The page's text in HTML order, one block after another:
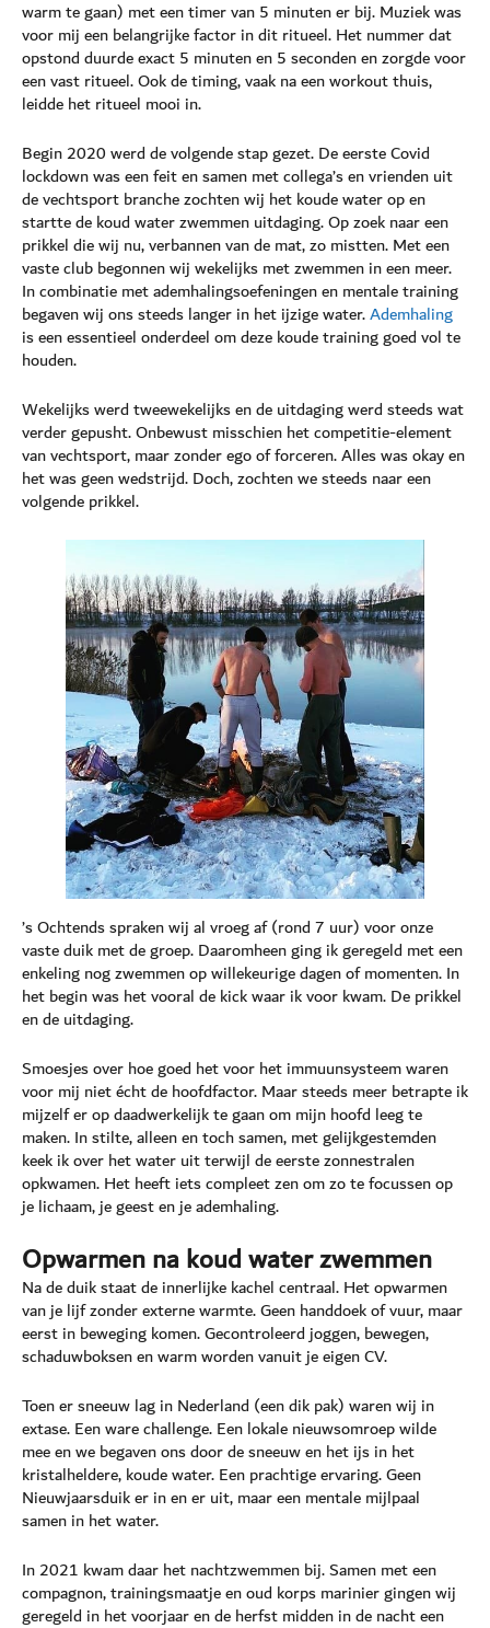
warm te gaan) met een timer van 5 minuten er bij. Muziek was
voor mij een belangrijke factor in dit ritueel. Het nummer dat
opstond duurde exact 5 minuten en 5 seconden en zorgde voor
een vast ritueel. Ook de timing, vaak na een workout thuis,
leidde het ritueel mooi in.
Begin 2020 werd de volgende stap gezet. De eerste Covid
lockdown was een feit en samen met collega’s en vrienden uit
de vechtsport branche zochten wij het koude water op en
startte de koud water zwemmen uitdaging. Op zoek naar een
prikkel die wij nu, verbannen van de mat, zo mistten. Met een
vaste club begonnen wij wekelijks met zwemmen in een meer.
In combinatie met ademhalingsoefeningen en mentale training
begaven wij ons steeds langer in het ijzige water.Ademhaling
is een essentieel onderdeel om deze koude training goed vol te
houden.
Wekelijks werd tweewekelijks en de uitdaging werd steeds wat
verder gepusht. Onbewust misschien het competitie-element
van vechtsport, maar zonder ego of forceren. Alles was okay en
het was geen wedstrijd. Doch, zochten we steeds naar een
volgende prikkel.
’s Ochtends spraken wij al vroeg af (rond 7 uur) voor onze
vaste duik met de groep. Daaromheen ging ik geregeld met een
enkeling nog zwemmen op willekeurige dagen of momenten. In
het begin was het vooral de kick waar ik voor kwam. De prikkel
en de uitdaging.
Smoesjes over hoe goed het voor het immuunsysteem waren
voor mij niet écht de hoofdfactor. Maar steeds meer betrapte ik
mijzelf er op daadwerkelijk te gaan om mijn hoofd leeg te
maken. In stilte, alleen en toch samen, met gelijkgestemden
keek ik over het water uit terwijl de eerste zonnestralen
opkwamen. Het heeft iets compleet zen om zo te focussen op
je lichaam, je geest en je ademhaling.
Opwarmen na koud water zwemmen
Na de duik staat de innerlijke kachel centraal. Het opwarmen
van je lijf zonder externe warmte. Geen handdoek of vuur, maar
eerst in beweging komen. Gecontroleerd joggen, bewegen,
schaduwboksen en warm worden vanuit je eigen CV.
Toen er sneeuw lag in Nederland (een dik pak) waren wij in
extase. Een ware challenge. Een lokale nieuwsomroep wilde
mee en we begaven ons door de sneeuw en het ijs in het
kristalheldere, koude water. Een prachtige ervaring. Geen
Nieuwjaarsduik er in en er uit, maar een mentale mijlpaal
samen in het water.
In 2021 kwam daar het nachtzwemmen bij. Samen met een
compagnon, trainingsmaatje en oud korps marinier gingen wij
geregeld in het voorjaar en de herfst midden in de nacht een